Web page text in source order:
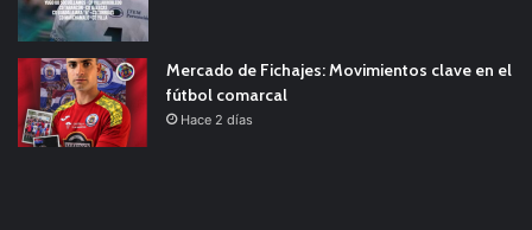
Mercado de Fichajes: Movimientos clave en el
fútbol comarcal
Hace 2 días